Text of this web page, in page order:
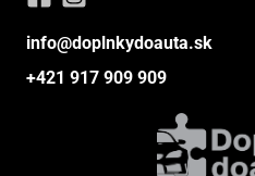
info@doplnkydoauta.sk
+421 917 909 909